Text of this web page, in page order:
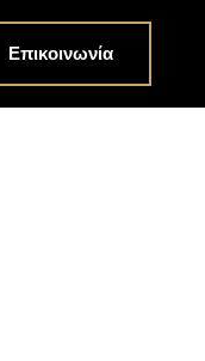
Επικοινωνία